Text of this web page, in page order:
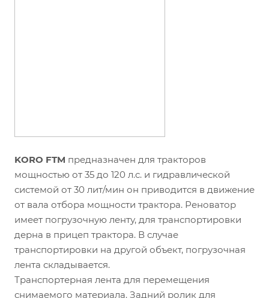
KORO FTM предназначен для тракторов
мощностью от 35 до 120 л.с. и гидравлической
системой от 30 лит/мин он приводится в движение
от вала отбора мощности трактора. Реноватор
имеет погрузочную ленту, для транспортировки
дерна в прицеп трактора. В случае
транспортировки на другой объект, погрузочная
лента складывается.
Транспортерная лента для перемещения
снимаемого материала. Задний ролик для